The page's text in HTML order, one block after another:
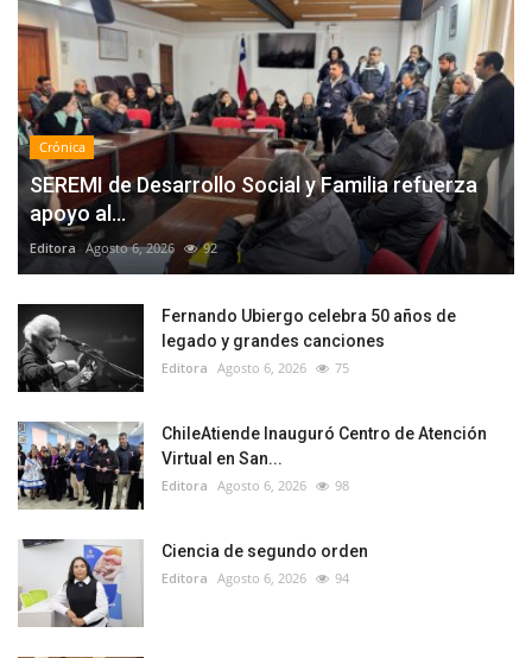
Crónica
SEREMI de Desarrollo Social y Familia refuerza
apoyo al...
Editora Agosto 6, 2026 92
Fernando Ubiergo celebra 50 años de
legado y grandes canciones
Editora Agosto 6, 2026 75
ChileAtiende Inauguró Centro de Atención
Virtual en San...
Editora Agosto 6, 2026 98
Ciencia de segundo orden
Editora Agosto 6, 2026 94